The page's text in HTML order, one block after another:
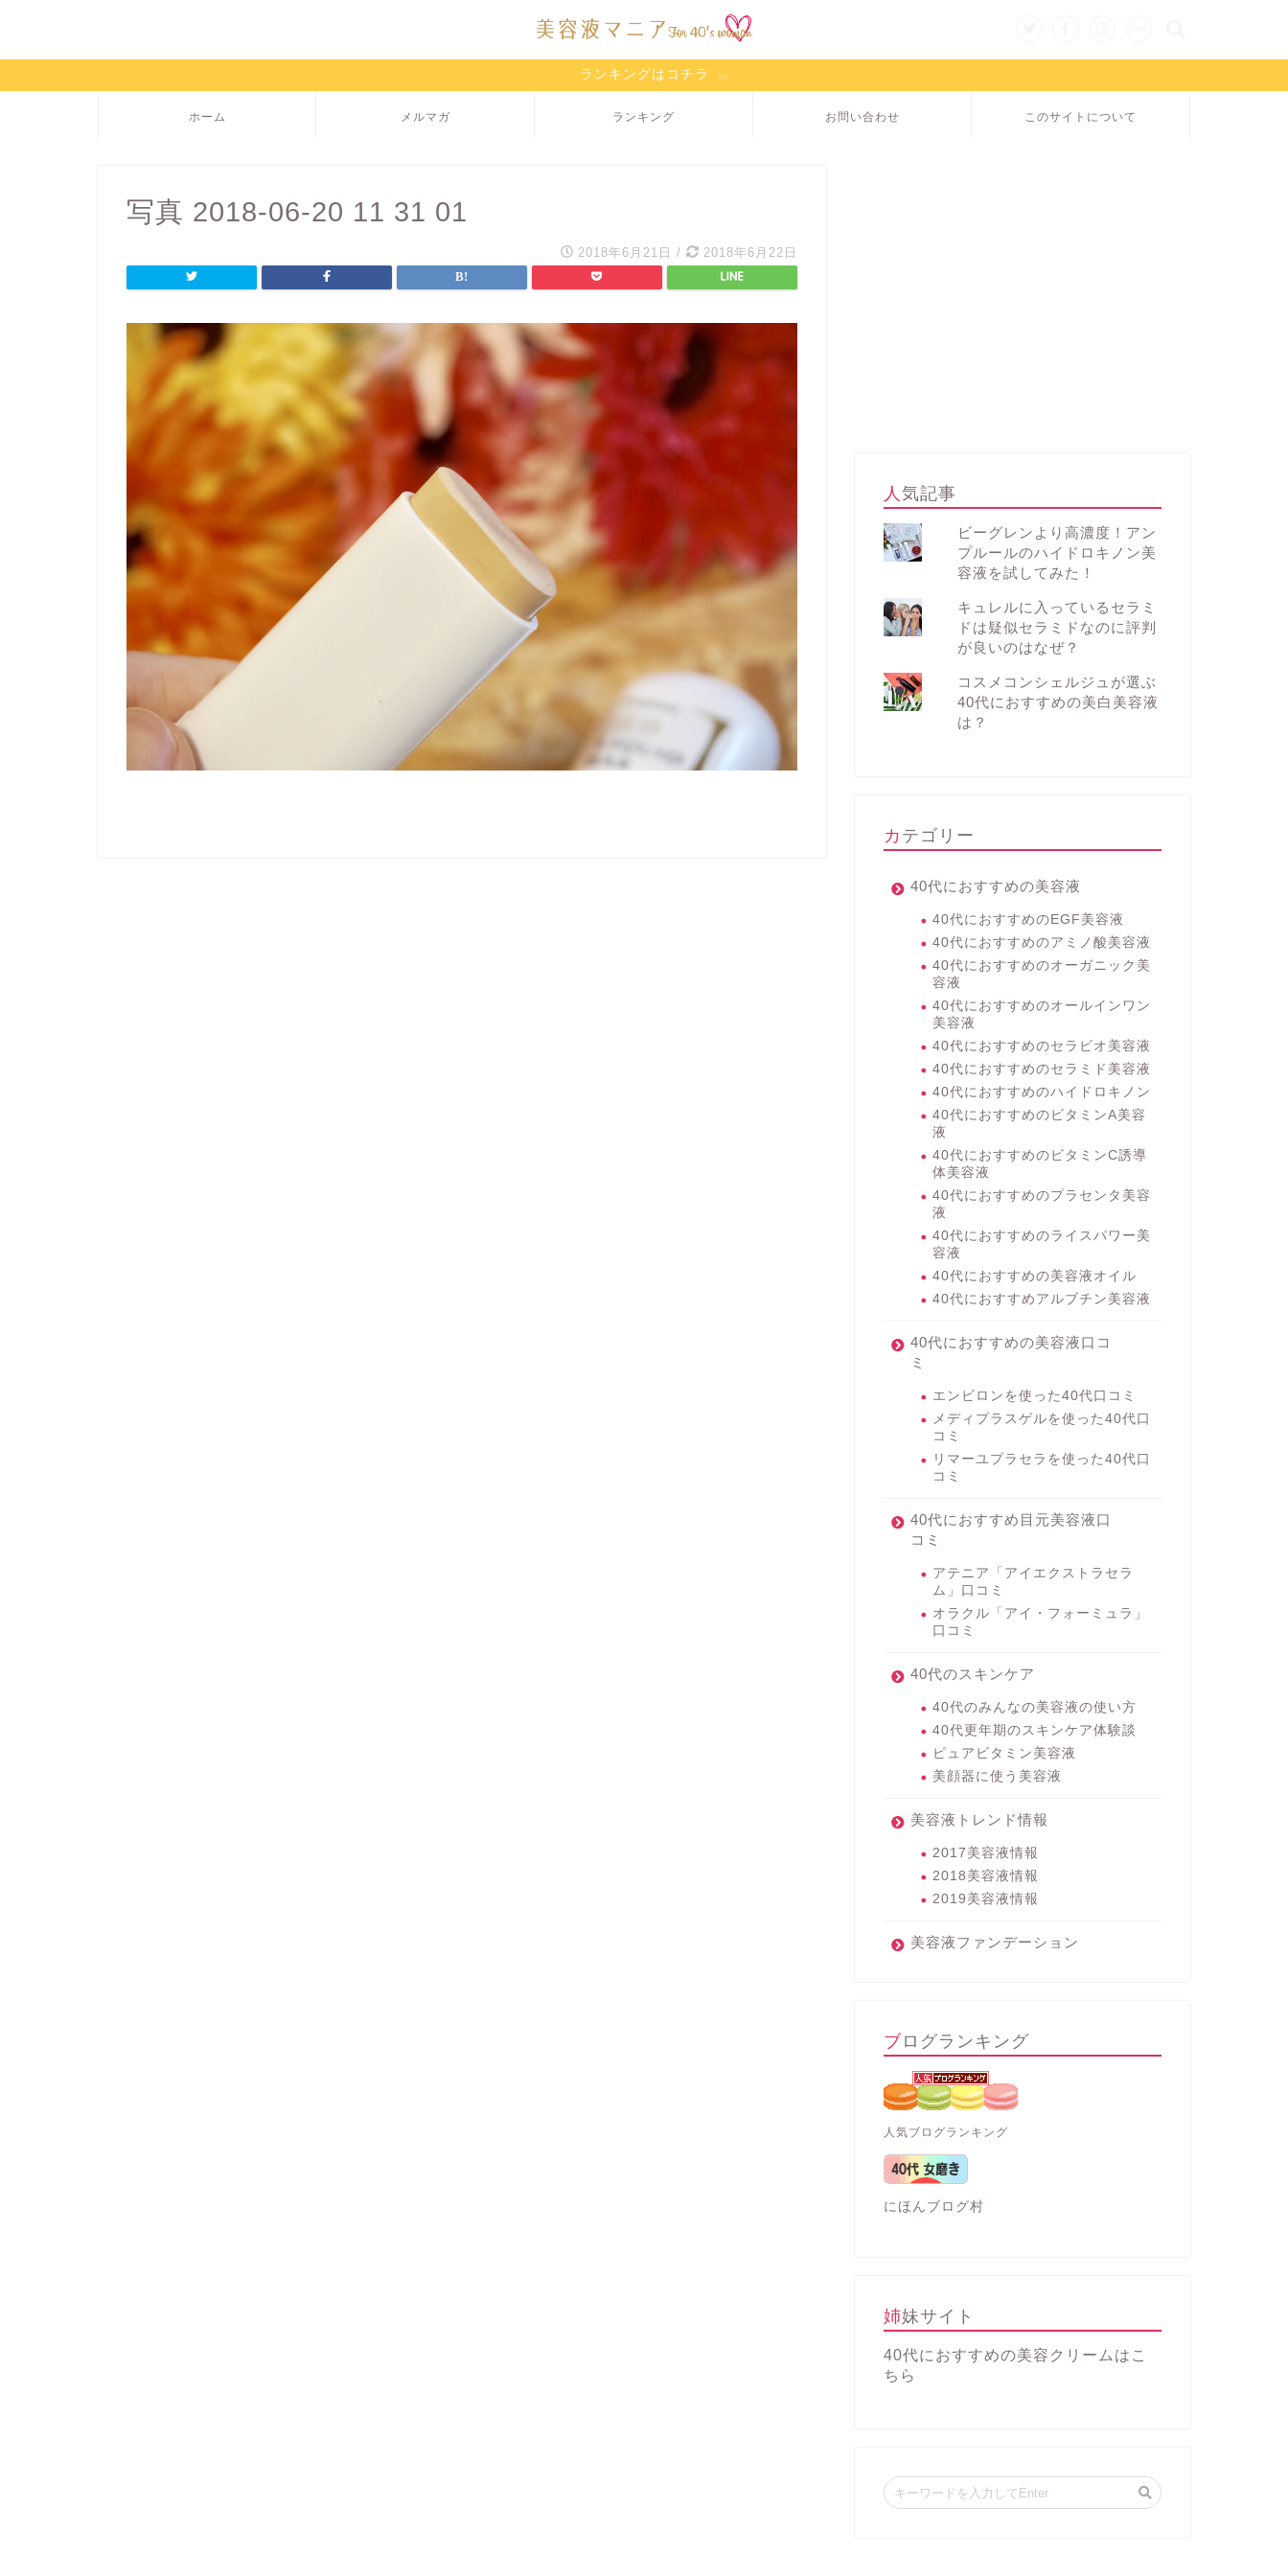
ランキングはコチラ
ホーム メルマガ ランキング お問い合わせ このサイトについて
写真 2018-06-20 11 31 01
2018年6月21日 / 2018年6月22日
人気記事
ビーグレンより高濃度！アン
プルールのハイドロキノン美
容液を試してみた！
キュレルに入っているセラミ
ドは疑似セラミドなのに評判
が良いのはなぜ？
コスメコンシェルジュが選ぶ
40代におすすめの美白美容液
は？
カテゴリー
40代におすすめの美容液
40代におすすめのEGF美容液
40代におすすめのアミノ酸美容液
40代におすすめのオーガニック美
容液
40代におすすめのオールインワン
美容液
40代におすすめのセラビオ美容液
40代におすすめのセラミド美容液
40代におすすめのハイドロキノン
40代におすすめのビタミンA美容
液
40代におすすめのビタミンC誘導
体美容液
40代におすすめのプラセンタ美容
液
40代におすすめのライスパワー美
容液
40代におすすめの美容液オイル
40代におすすめアルブチン美容液
40代におすすめの美容液口コ
ミ
エンビロンを使った40代口コミ
メディプラスゲルを使った40代口
コミ
リマーユプラセラを使った40代口
コミ
40代におすすめ目元美容液口
コミ
アテニア「アイエクストラセラ
ム」口コミ
オラクル「アイ・フォーミュラ」
口コミ
40代のスキンケア
40代のみんなの美容液の使い方
40代更年期のスキンケア体験談
ピュアビタミン美容液
美顔器に使う美容液
美容液トレンド情報
2017美容液情報
2018美容液情報
2019美容液情報
美容液ファンデーション
ブログランキング
人気ブログランキング
にほんブログ村
姉妹サイト
40代におすすめの美容クリームはこ
ちら